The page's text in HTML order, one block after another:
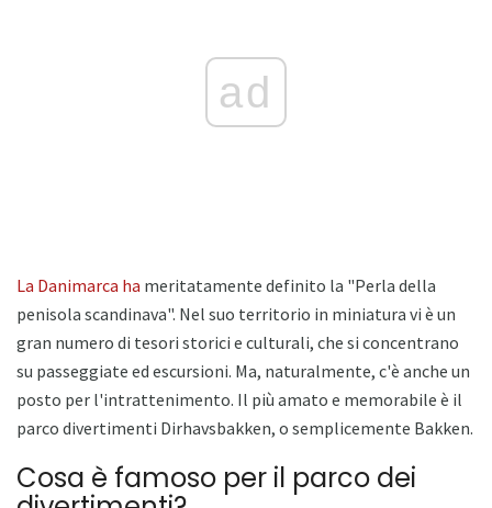
ad
La Danimarca ha meritatamente definito la "Perla della
penisola scandinava". Nel suo territorio in miniatura vi è un
gran numero di tesori storici e culturali, che si concentrano
su passeggiate ed escursioni. Ma, naturalmente, c'è anche un
posto per l'intrattenimento. Il più amato e memorabile è il
parco divertimenti Dirhavsbakken, o semplicemente Bakken.
Cosa è famoso per il parco dei